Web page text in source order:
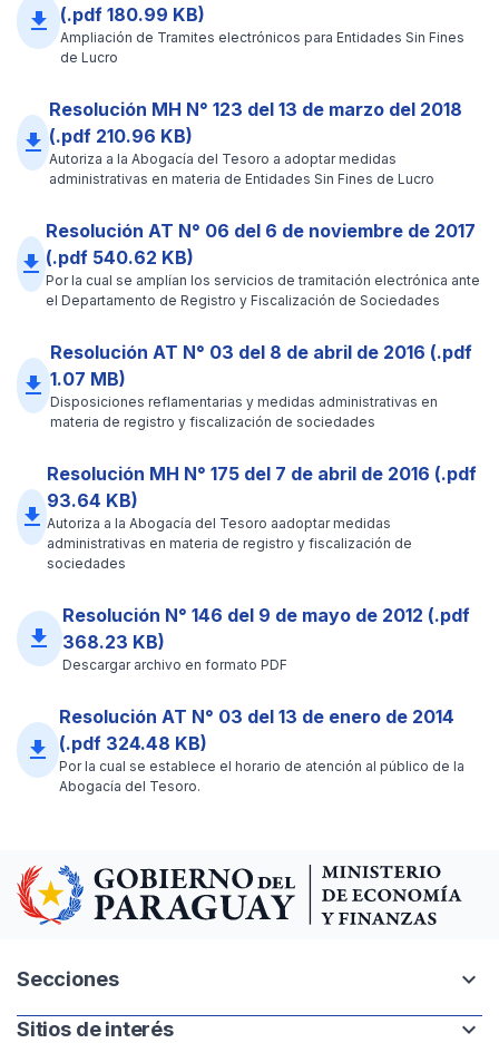
file_download
(.pdf 180.99 KB)
Ampliación de Tramites electrónicos para Entidades Sin Fines
de Lucro
file_download
Resolución MH N° 123 del 13 de marzo del 2018
(.pdf 210.96 KB)
Autoriza a la Abogacía del Tesoro a adoptar medidas
administrativas en materia de Entidades Sin Fines de Lucro
file_download
Resolución AT N° 06 del 6 de noviembre de 2017
(.pdf 540.62 KB)
Por la cual se amplían los servicios de tramitación electrónica ante
el Departamento de Registro y Fiscalización de Sociedades
file_download
Resolución AT N° 03 del 8 de abril de 2016 (.pdf
1.07 MB)
Disposiciones reflamentarias y medidas administrativas en
materia de registro y fiscalización de sociedades
file_download
Resolución MH N° 175 del 7 de abril de 2016 (.pdf
93.64 KB)
Autoriza a la Abogacía del Tesoro aadoptar medidas
administrativas en materia de registro y fiscalización de
sociedades
file_download
Resolución N° 146 del 9 de mayo de 2012 (.pdf
368.23 KB)
Descargar archivo en formato PDF
file_download
Resolución AT N° 03 del 13 de enero de 2014
(.pdf 324.48 KB)
Por la cual se establece el horario de atención al público de la
Abogacía del Tesoro.
Secciones expand_more
Intranet
Sitios de interés expand_more